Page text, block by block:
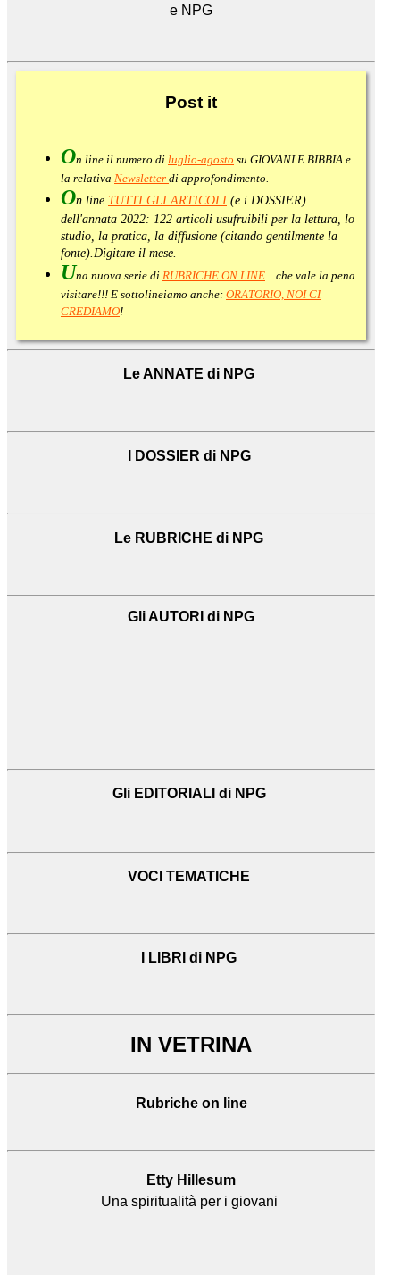
e NPG
Post it
On line il numero di luglio-agosto su GIOVANI E BIBBIA e
la relativa Newsletter di approfondimento
On line TUTTI GLI ARTICOLI (e i DOSSIER)
dell'annata 2022: 122 articoli usufruibili per la lettura, lo
studio, la pratica, la diffusione (citando gentilmente la
fonte). Digitare il mese.
Una nuova serie di RUBRICHE ON LINE ... che vale la pena
visitare!!! E sottolineiamo anche: ORATORIO, NOI CI
CREDIAMO!
Le ANNATE di NPG
I DOSSIER di NPG
Le RUBRICHE di NPG
Gli AUTORI di NPG
Gli EDITORIALI di NPG
VOCI TEMATICHE
I LIBRI di NPG
IN VETRINA
Rubriche on line
Etty Hillesum
Una spiritualità per i giovani